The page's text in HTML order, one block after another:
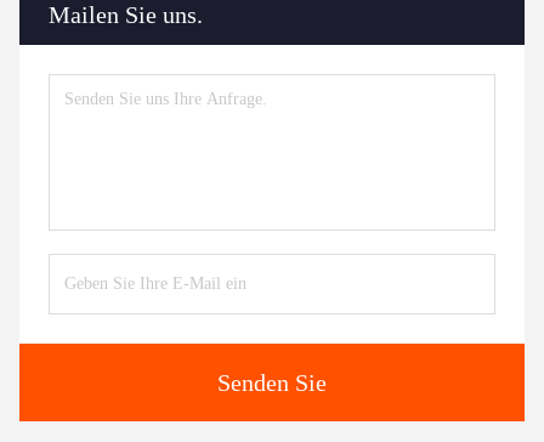
Mailen Sie uns.
Senden Sie